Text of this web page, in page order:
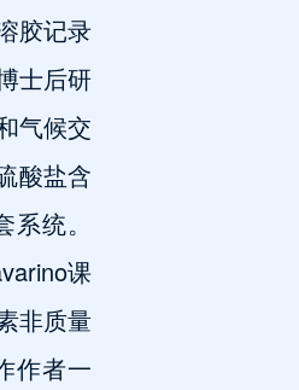
胶记录
士后研
气候交
酸盐含
统。
课
非质量
作者一